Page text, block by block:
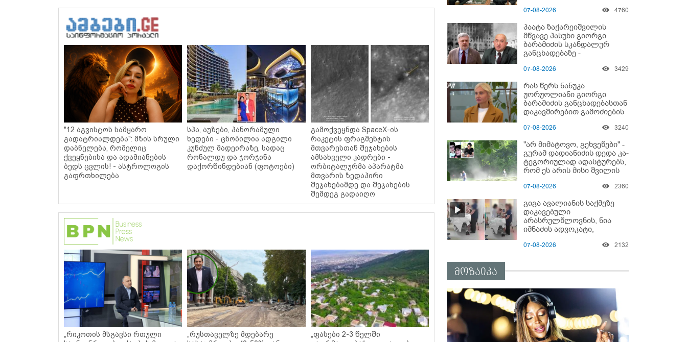
"12 აგვისტოს სამყარო
გადატრიალდება": მზის სრული
დაბნელება, რომელიც
ქვეყნებისა და ადამიანების
ბედს ცვლის! - ასტროლოგის
გაფრთხილება
სპა, აუზები, პანორამული
ხედები - ცნობილია ადგილი
კუნძულ მადეირაზე, სადაც
რონალდუ და ჯორჯინა
დაქორწინდებიან (ფოტოები)
გამოქვეყნდა SpaceX-ის
რაკეტის ფრაგმენტის
მთვარესთან შეჯახების
ამსახველი კადრები -
ორბიტალურმა აპარატმა
მთვარის ზედაპირი
შეჯახებამდე და შეჯახების
შემდეგ გადაიღო
„რიკოთის მსგავსი რთული
„რუსთაველზე მდებარე
„ფასები 2-3 წელში
აასრულა
07-08-2026 4760
პაატა ზაქარეიშვილის
მწვავე პასუხი გიორგი
ბარამიძის სკანდალურ
განცხადებაზე -
ვიცი... კამანში მოკლული
გადმოვასვენე... ბარამიძე
კი ტყუის"
07-08-2026 3429
რას წერს ნანუკა
ჟორჟოლიანი გიორგი
ბარამიძის განცხადებასთან
დაკავშირებით გამოძიების
07-08-2026 3240
"არ მიმატოვო, გეხვეწები" -
გუ­რა­მ დადიანიძის დედა კა­
ტე­გო­რი­უ­ლად ადას­ტუ­რებს,
რომ ეს არის მისი შვი­ლის
07-08-2026 2360
გიგა ავალიანის საქმეზე
დაკავებული
არასრულწლოვნის, ნია
იმნაძის ადვოკატი,
გადაღებულ კადრებს
07-08-2026 2132
მოზაიკა